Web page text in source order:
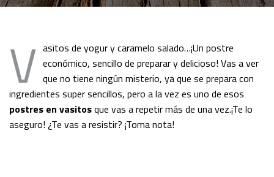
V asitos de yogur y caramelo salado…¡Un postre
económico, sencillo de preparar y delicioso! Vas a ver
que no tiene ningún misterio, ya que se prepara con
ingredientes super sencillos, pero a la vez es uno de esos
postres en vasitosque vas a repetir más de una vez.¡Te lo
aseguro! ¿Te vas a resistir? ¡Toma nota!